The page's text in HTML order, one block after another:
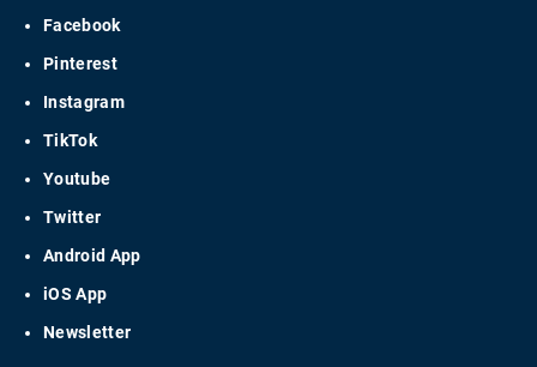
Facebook
Pinterest
Instagram
TikTok
Youtube
Twitter
Android App
iOS App
Newsletter